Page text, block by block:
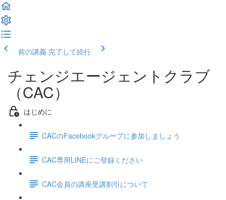
前の講義 完了して続行
チェンジエージェントクラブ
（CAC）
はじめに
CACのFacebookグループに参加しましょう
CAC専用LINEにご登録ください
CAC会員の講座受講割引について